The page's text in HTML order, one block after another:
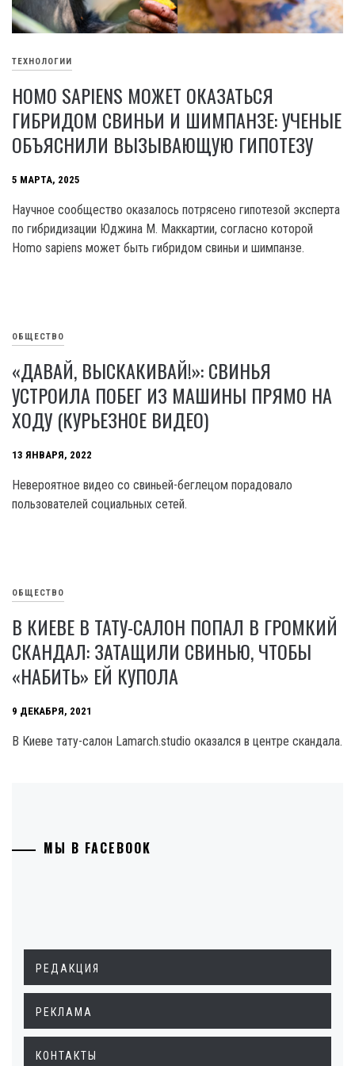
ТЕХНОЛОГИИ
HOMO SAPIENS МОЖЕТ ОКАЗАТЬСЯ
ГИБРИДОМ СВИНЬИ И ШИМПАНЗЕ: УЧЕНЫЕ
ОБЪЯСНИЛИ ВЫЗЫВАЮЩУЮ ГИПОТЕЗУ
5 МАРТА, 2025
Научное сообщество оказалось потрясено гипотезой эксперта
по гибридизации Юджина М. Маккартии, согласно которой
Homo sapiens может быть гибридом свиньи и шимпанзе.
ОБЩЕСТВО
«ДАВАЙ, ВЫСКАКИВАЙ!»: СВИНЬЯ
УСТРОИЛА ПОБЕГ ИЗ МАШИНЫ ПРЯМО НА
ХОДУ (КУРЬЕЗНОЕ ВИДЕО)
13 ЯНВАРЯ, 2022
Невероятное видео со свиньей-беглецом порадовало
пользователей социальных сетей.
ОБЩЕСТВО
В КИЕВЕ В ТАТУ-САЛОН ПОПАЛ В ГРОМКИЙ
СКАНДАЛ: ЗАТАЩИЛИ СВИНЬЮ, ЧТОБЫ
«НАБИТЬ» ЕЙ КУПОЛА
9 ДЕКАБРЯ, 2021
В Киеве тату-салон Lamarch.studio оказался в центре скандала.
МЫ В FACEBOOK
РЕДАКЦИЯ
РЕКЛАМА
КОНТАКТЫ